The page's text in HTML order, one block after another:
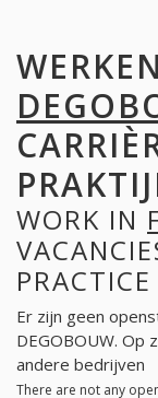
WORK IN
PRACTICE
Er zijn geen
DEGOBOUW. Op
andere bedrijven
There are not any